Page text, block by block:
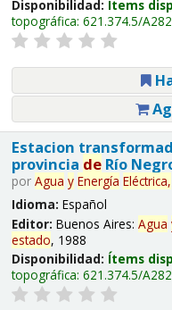
Disponibilidad: Ítems
topográfica: 621.374.5/
Estacion
provincia deRío
por Agua y Energía Eléctrica,
Idioma: Español
Editor: Buenos Aires: Agua
estado, 1988
Disponibilidad: Ítems
topográfica: 621.374.5/